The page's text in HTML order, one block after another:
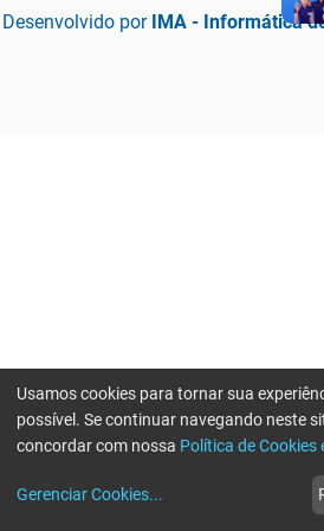
Desenvolvido por IMA - Informática
Usamos cookies para tornar sua
possível. Se continuar navegando neste
concordar com nossa Política de Cookies
Gerenciar Cookies...
Erro ao enviar informações, por favor